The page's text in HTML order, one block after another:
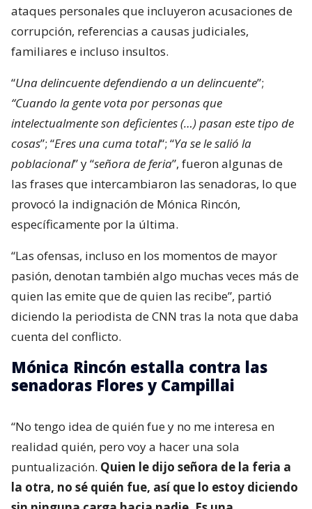
ataques personales que incluyeron acusaciones de
corrupción, referencias a causas judiciales,
familiares e incluso insultos.
“Una delincuente defendiendo a un delincuente”;
“Cuando la gente vota por personas que
intelectualmente son deficientes (…) pasan este tipo de
cosas”; “Eres una cuma total“; “Ya se le salió la
poblacional” y “señora de feria”, fueron algunas de
las frases que intercambiaron las senadoras, lo que
provocó la indignación de Mónica Rincón,
específicamente por la última.
“Las ofensas, incluso en los momentos de mayor
pasión, denotan también algo muchas veces más de
quien las emite que de quien las recibe”, partió
diciendo la periodista de CNN tras la nota que daba
cuenta del conflicto.
Mónica Rincón estalla contra las
senadoras Flores y Campillai
“No tengo idea de quién fue y no me interesa en
realidad quién, pero voy a hacer una sola
puntualización. Quien le dijo señora de la feria a
la otra, no sé quién fue, así que lo estoy diciendo